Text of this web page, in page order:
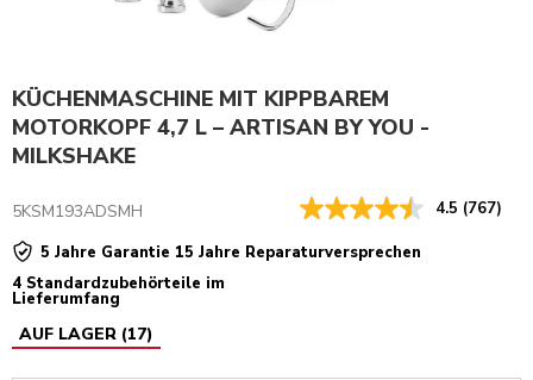
KÜCHENMASCHINE MIT KIPPBAREM
MOTORKOPF 4,7 L – ARTISAN BY YOU -
MILKSHAKE
5KSM193ADSMH 4.5 (767)
5 Jahre Garantie 15 Jahre Reparaturversprechen
4 Standardzubehörteile im
Lieferumfang
AUF LAGER (17)